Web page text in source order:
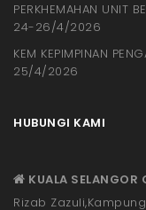
PERKHEMAHAN UNIT
24-26/4/2026
KEM KEPIMPINAN
25/4/2026
HUBUNGI KAMI
KUALA
Rizab